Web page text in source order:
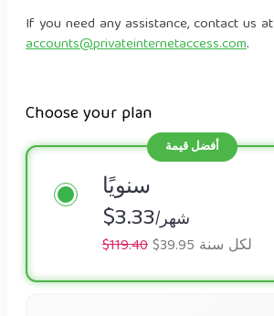
If you need any assistance, contact us at
accounts@privateinternetaccess.com.
Choose your plan
سنويًا
$3.33 /شهر
$119.40 $39.95 لكل سنة